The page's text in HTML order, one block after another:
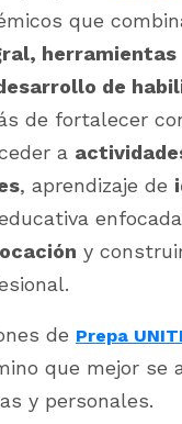
que
herramientas
de
de fortalecer
a
, aprendizaje de
y
de Prepa
que mejor se
y personales.